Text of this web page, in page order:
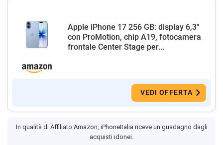
Apple iPhone 17 256 GB: display 6,3"
con ProMotion, chip A19, fotocamera
frontale Center Stage per...
VEDI OFFERTA
In qualità di Affiliato Amazon, iPhoneItalia riceve un guadagno dagli
acquisti idonei.